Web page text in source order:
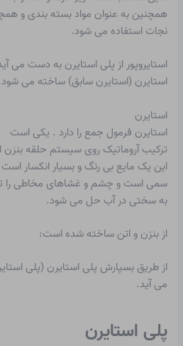
همچنین به عنوان مواد بسته بندی و
نجات استفاده می شود.
استایروپور از پلی استایرن به دست می
استایرن (استایرن سابق) ساخته می
استایرن
استایرن فرمول جمع را دارد . یکی است
ترکیب آروماتیک روی سیستم حلقه بنزن
این یک مایع بی رنگ و بسیار انکسار
سمی است و چشم و غشاهای مخاطی را
به سختی در آب حل می شود.
از بنزن و اتن ساخته شده است:
از طریقبسپارش پلی استایرن (پلی
می آید.
پلی استایرن